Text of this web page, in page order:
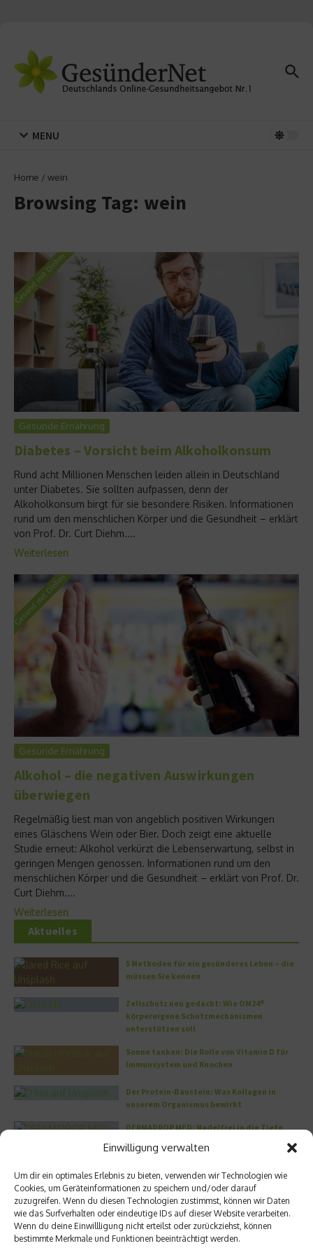
Einwilligung verwalten
Um dir ein optimales Erlebnis zu bieten, verwenden wir Technologien wie
Cookies, um Geräteinformationen zu speichern und/oder darauf
zuzugreifen. Wenn du diesen Technologien zustimmst, können wir Daten
wie das Surfverhalten oder eindeutige IDs auf dieser Website verarbeiten.
Wenn du deine Einwillligung nicht erteilst oder zurückziehst, können
bestimmte Merkmale und Funktionen beeinträchtigt werden.
MENU
Home / wein
Browsing Tag: wein
Gesunde Ernährung
Diabetes – Vorsicht beim Alkoholkonsum
Rund acht Millionen Menschen leiden allein in Deutschland
unter Diabetes. Sie sollten aufpassen, denn der
Alkoholkonsum birgt für sie besondere Risiken. Informationen
rund um den menschlichen Körper und die Gesundheit – erklärt
von Prof. Dr. Curt Diehm....
Weiterlesen
Gesunde Ernährung
Alkohol – die negativen Auswirkungen
überwiegen
Regelmäßig liest man von angeblich positiven Wirkungen
eines Gläschens Wein oder Bier. Doch zeigt eine aktuelle
Studie erneut: Alkohol verkürzt die Lebenserwartung, selbst in
geringen Mengen genossen. Informationen rund um den
menschlichen Körper und die Gesundheit – erklärt von Prof. Dr.
Curt Diehm....
Weiterlesen
Aktuelles
5 Methoden für ein gesünderes Leben – die
müssen Sie kennen
Zellschutz neu gedacht: Wie OM24®
körpereigene Schutzmechanismen
unterstützen soll
Sonne tanken: Die Rolle von Vitamin D für
Immunsystem und Knochen
Der Protein-Baustein: Was Kollagen in
unserem Organismus bewirkt
DERMADROP MED: Nadelfrei in die Tiefe
Meistgelesen
Wo habe ich nur wieder meinen Kopf? – Das
Problem mit dem Gedächtnis